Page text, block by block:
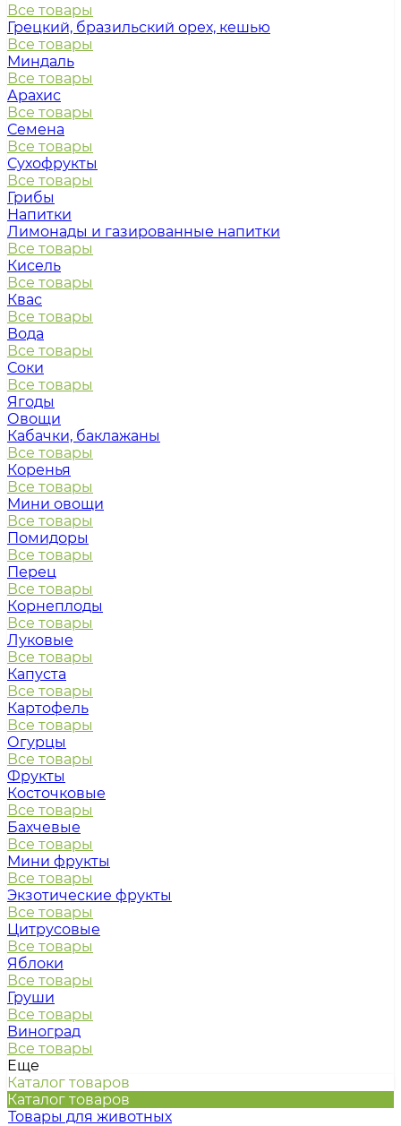
Все товары
Грецкий, бразильский орех, кешью
Все товары
Миндаль
Все товары
Арахис
Все товары
Семена
Все товары
Сухофрукты
Все товары
Грибы
Напитки
Лимонады и газированные напитки
Все товары
Кисель
Все товары
Квас
Все товары
Вода
Все товары
Соки
Все товары
Ягоды
Овощи
Кабачки, баклажаны
Все товары
Коренья
Все товары
Мини овощи
Все товары
Помидоры
Все товары
Перец
Все товары
Корнеплоды
Все товары
Луковые
Все товары
Капуста
Все товары
Картофель
Все товары
Огурцы
Все товары
Фрукты
Косточковые
Все товары
Бахчевые
Все товары
Мини фрукты
Все товары
Экзотические фрукты
Все товары
Цитрусовые
Все товары
Яблоки
Все товары
Груши
Все товары
Виноград
Все товары
Еще
Каталог товаров
Каталог товаров
Товары для животных